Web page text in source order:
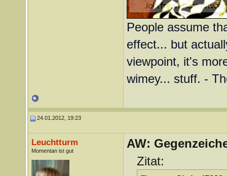
People assume
effect... but
viewpoint, it's
wimey... stuff. -
24.01.2012, 19:23
Leuchtturm
Momentan ist gut
AW:
Zitat: